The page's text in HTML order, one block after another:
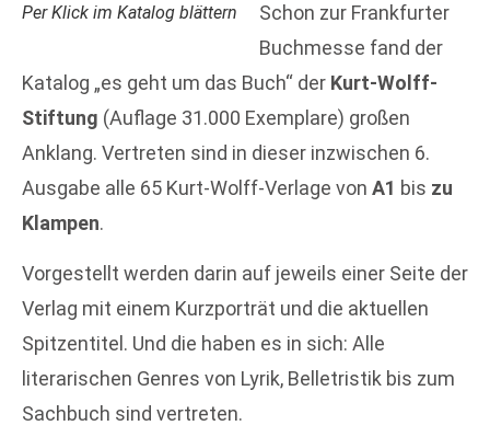
Per Klick im Katalog blättern
Schon zur Frankfurter
Buchmesse fand der
Katalog „es geht um das Buch“ der Kurt-Wolff-
Stiftung (Auflage 31.000 Exemplare) großen
Anklang. Vertreten sind in dieser inzwischen 6.
Ausgabe alle 65 Kurt-Wolff-Verlage von A1 bis zu
Klampen.
Vorgestellt werden darin auf jeweils einer Seite der
Verlag mit einem Kurzporträt und die aktuellen
Spitzentitel. Und die haben es in sich: Alle
literarischen Genres von Lyrik, Belletristik bis zum
Sachbuch sind vertreten.